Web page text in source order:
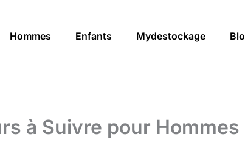
Hommes Enfants Mydestockage
à Suivre pour